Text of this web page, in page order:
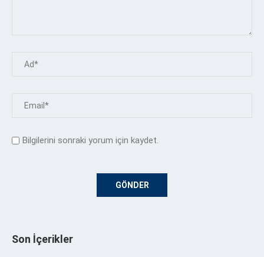
Bilgilerini sonraki yorum için kaydet.
Son İçerikler